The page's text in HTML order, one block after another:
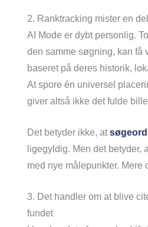
2. Ranktracking mister en
AI Mode er dybt personlig.
den samme søgning, kan få
baseret på deres historik,
At spore én universel
giver altså ikke det fulde
Det betyder ikke, at
ligegyldig. Men det betyder,
med nye målepunkter. Mere
3. Det handler om at blive
fundet